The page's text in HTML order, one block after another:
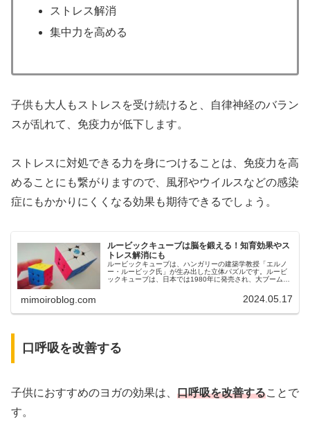
ストレス解消
集中力を高める
子供も大人もストレスを受け続けると、自律神経のバラン
スが乱れて、免疫力が低下します。
ストレスに対処できる力を身につけることは、免疫力を高
めることにも繋がりますので、風邪やウイルスなどの感染
症にもかかりにくくなる効果も期待できるでしょう。
ルービックキューブは脳を鍛える！知育効果やス
トレス解消にも
ルービックキューブは、ハンガリーの建築学教授「エルノ
ー・ルービック氏」が生み出した立体パズルです。ルービ
ックキューブは、日本では1980年に発売され、大ブームを
mimoiroblog.com 2024.05.17
口呼吸を改善する
子供におすすめのヨガの効果は、 口呼吸を改善することで
す。